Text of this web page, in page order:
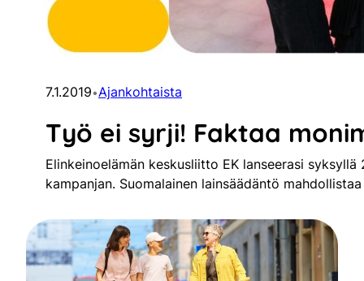
7.1.2019•Ajankohtaista
Työ ei syrji! Faktaa
Elinkeinoelämän keskusliitto EK lanseerasi
kampanjan. Suomalainen lainsäädäntö